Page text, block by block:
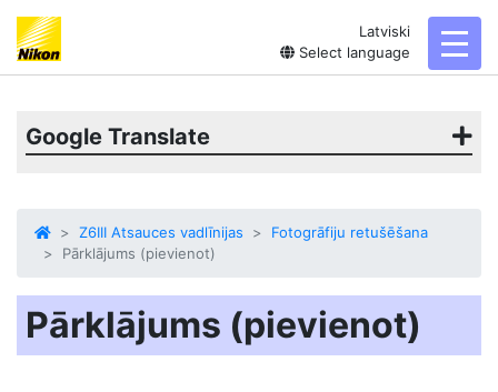
Latviski
Select language
Google Translate
Z6III Atsauces vadlīnijas
Fotogrāfiju retušēšana
Pārklājums (pievienot)
Pārklājums (pievienot)